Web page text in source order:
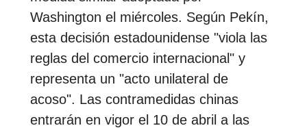
Washington el miércoles. Según Pekín,
esta decisión estadounidense "viola las
reglas del comercio internacional" y
representa un "acto unilateral de
acoso". Las contramedidas chinas
entrarán en vigor el 10 de abril a las